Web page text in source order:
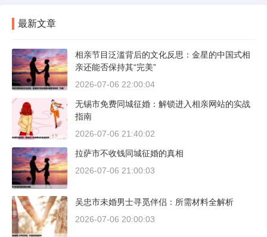
最新文章
相亲节目泛滥背后的文化反思：金星的中国式相
亲还能否保持其“完美”
2026-07-06 22:00:04
无锡市免费同城征婚：解锁进入相亲网站的实战
指南
2026-07-06 21:40:02
拉萨市不收钱同城征婚的真相
2026-07-06 21:00:03
吴忠市未婚男士寻觅伴侣：所需材料全解析
2026-07-06 20:00:03